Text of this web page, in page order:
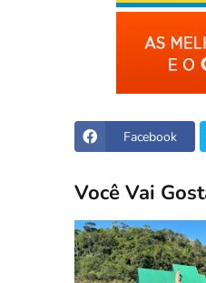
Facebook
Você Vai